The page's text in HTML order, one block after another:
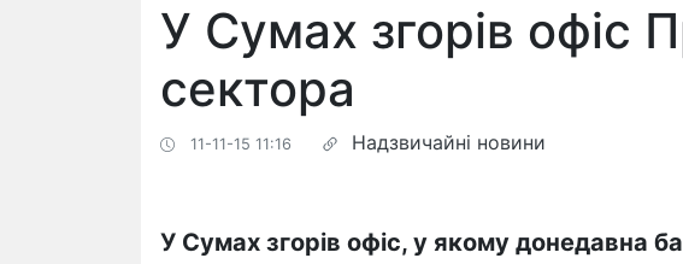
У Сумах згорів офіс
сектора
11-11-15 11:16 Надзвичайні новини
У Сумах згорів офіс, у якому донедавна